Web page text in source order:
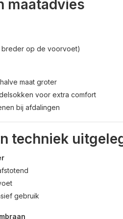
maatadvies
breder op de voorvoet)
maat groter
voor extra comfort
bij afdalingen
techniek
gebruik